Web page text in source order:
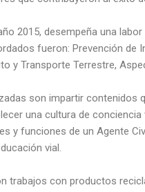
2015, desempeña una
fueron: Prevención de
y Transporte Terrestre,
son impartir contenidos
una cultura de
y funciones de un Agente
vial.
trabajos con productos